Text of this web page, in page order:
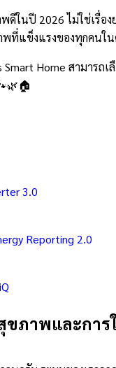
นปี 2026 ไม่ใช่เรื่อง
ที่แข็งแรงของทุกคนใน
Home สามาร
3.0
Reporting 2.0
ภาพและการ